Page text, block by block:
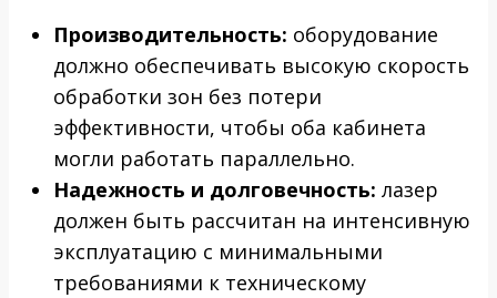
Производительность: оборудование
должно обеспечивать высокую скорость
обработки зон без потери
эффективности, чтобы оба кабинета
могли работать параллельно.
Надежность и долговечность: лазер
должен быть рассчитан на интенсивную
эксплуатацию с минимальными
требованиями к техническому